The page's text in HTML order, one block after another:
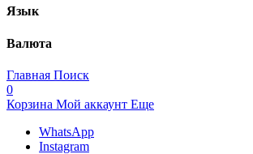
Язык
Валюта
Главная Поиск
0
Корзина Мой аккаунт Еще
WhatsApp
Instagram